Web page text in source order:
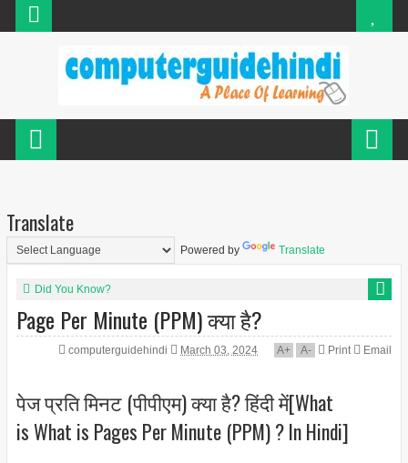
Translate
Powered by Translate
Did You Know?
Page Per Minute (PPM) क्या है?
computerguidehindi March 03, 2024 A+ A- Print Email
पेज प्रति मिनट (पीपीएम) क्या है? हिंदी में[What
is What is Pages Per Minute (PPM) ? In Hindi]